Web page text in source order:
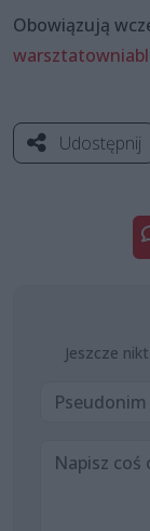
Obowiązują
Udostępnij
Jeszcze